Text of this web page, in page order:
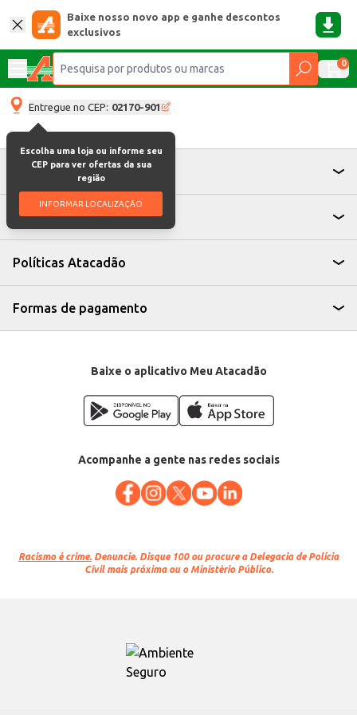
Baixe nosso novo app e ganhe descontos
exclusivos
0
Entregue no CEP: 02170-901
Escolha uma loja ou informe seu
CEP para ver ofertas da sua
região
INFORMAR LOCALIZAÇÃO
Atendimento
Institucional
Políticas Atacadão
Formas de pagamento
Baixe o aplicativo Meu Atacadão
Acompanhe a gente nas redes sociais
Racismo é crime. Denuncie. Disque 100 ou procure a Delegacia de Polícia
Civil mais próxima ou o Ministério Público.